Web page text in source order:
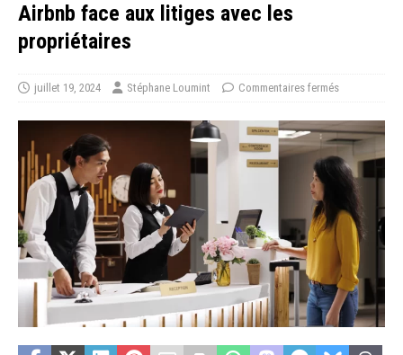
Airbnb face aux litiges avec les
propriétaires
juillet 19, 2024 Stéphane Loumint Commentaires fermés